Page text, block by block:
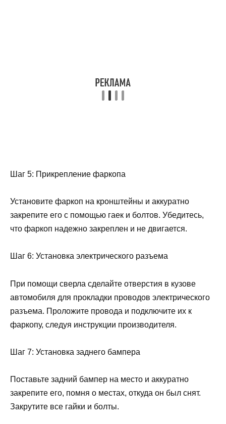
Шаг 5: Прикрепление фаркопа
Установите фаркоп на кронштейны и аккуратно
закрепите его с помощью гаек и болтов. Убедитесь,
что фаркоп надежно закреплен и не двигается.
Шаг 6: Установка электрического разъема
При помощи сверла сделайте отверстия в кузове
автомобиля для прокладки проводов электрического
разъема. Проложите провода и подключите их к
фаркопу, следуя инструкции производителя.
Шаг 7: Установка заднего бампера
Поставьте задний бампер на место и аккуратно
закрепите его, помня о местах, откуда он был снят.
Закрутите все гайки и болты.